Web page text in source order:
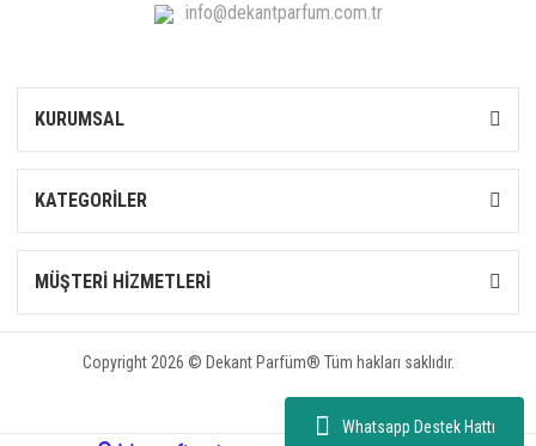
Whatsapp Destek Hattı
info@dekantparfum.com.tr
KURUMSAL
KATEGORİLER
MÜŞTERİ HİZMETLERİ
Copyright 2026 © Dekant Parfüm® Tüm hakları saklıdır.